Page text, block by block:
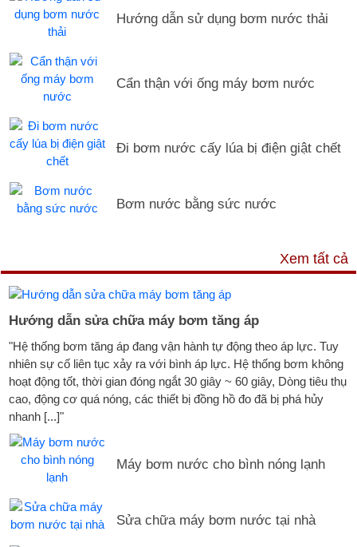
Hướng dẫn sử dụng bơm nước thải
Cẩn thận với ống máy bơm nước
Đi bơm nước cấy lúa bị điện giật chết
Bơm nước bằng sức nước
Xem tất cả
Hướng dẫn sửa chữa máy bơm tăng áp
"Hệ thống bơm tăng áp đang vận hành tự động theo áp lực. Tuy
nhiên sự cố liên tục xảy ra với bình áp lực. Hệ thống bơm không
hoạt động tốt, thời gian đóng ngắt 30 giây ~ 60 giây, Dòng tiêu thụ
cao, động cơ quá nóng, các thiết bị đồng hồ đo đã bị phá hủy
nhanh [...]"
Máy bơm nước cho bình nóng lạnh
Sửa chữa máy bơm nước tại nhà